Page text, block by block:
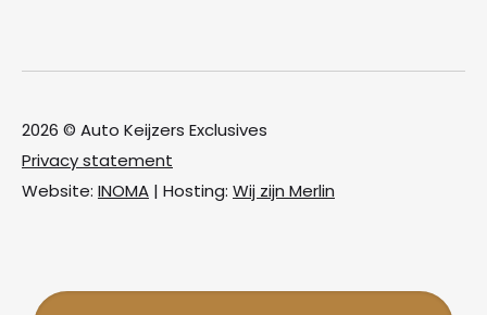
2026 © Auto Keijzers Exclusives
Privacy statement
Website: INOMA | Hosting: Wij zijn Merlin